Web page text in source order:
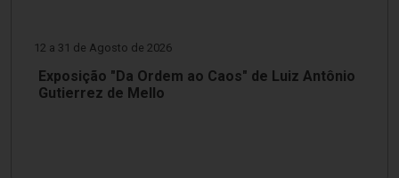
12 a 31 de Agosto de 2026
Exposição "Da Ordem ao Caos" de Luiz Antônio
Gutierrez de Mello